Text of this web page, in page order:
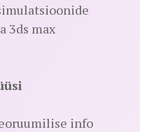
3ds max
info